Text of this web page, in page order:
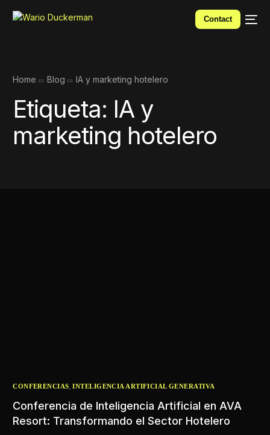
Contact
Home Blog IA y marketing hotelero
Etiqueta: IA y
marketing hotelero
CONFERENCIAS,INTELIGENCIA ARTIFICIAL GENERATIVA
Conferencia de Inteligencia Artificial en AVA
Resort: Transformando el Sector Hotelero